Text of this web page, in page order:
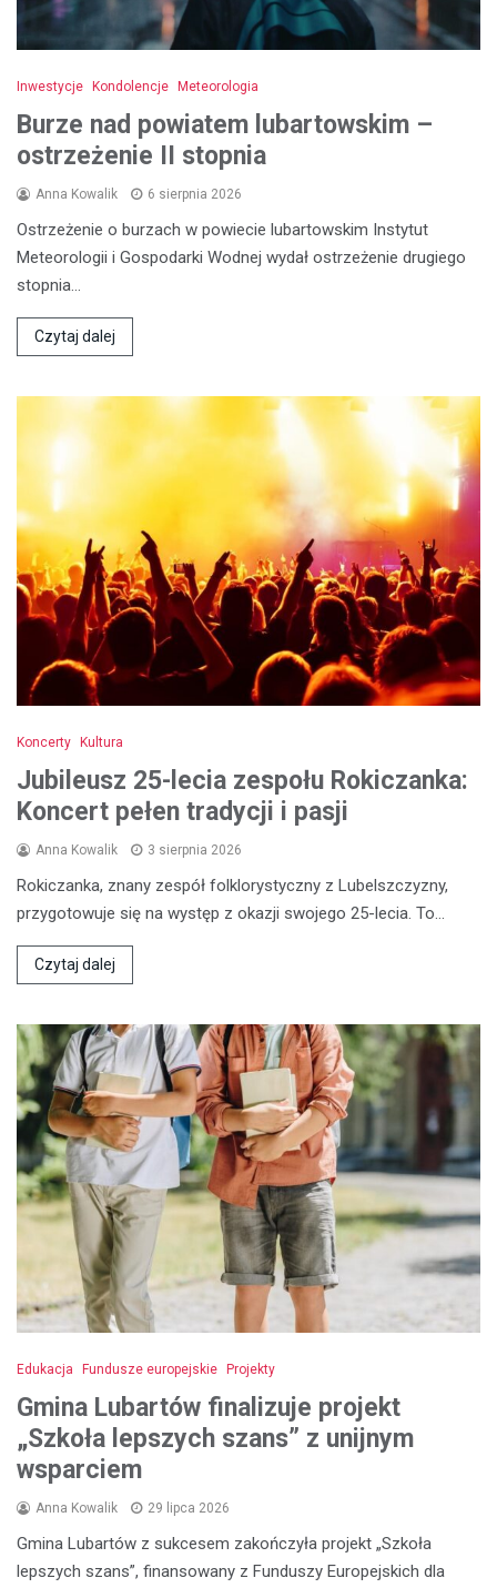
Inwestycje Kondolencje Meteorologia
Burze nad powiatem lubartowskim –
ostrzeżenie II stopnia
Anna Kowalik 6 sierpnia 2026
Ostrzeżenie o burzach w powiecie lubartowskim Instytut
Meteorologii i Gospodarki Wodnej wydał ostrzeżenie drugiego
stopnia…
Czytaj dalej
Koncerty Kultura
Jubileusz 25-lecia zespołu Rokiczanka:
Koncert pełen tradycji i pasji
Anna Kowalik 3 sierpnia 2026
Rokiczanka, znany zespół folklorystyczny z Lubelszczyzny,
przygotowuje się na występ z okazji swojego 25-lecia. To…
Czytaj dalej
Edukacja Fundusze europejskie Projekty
Gmina Lubartów finalizuje projekt
„Szkoła lepszych szans” z unijnym
wsparciem
Anna Kowalik 29 lipca 2026
Gmina Lubartów z sukcesem zakończyła projekt „Szkoła
lepszych szans”, finansowany z Funduszy Europejskich dla